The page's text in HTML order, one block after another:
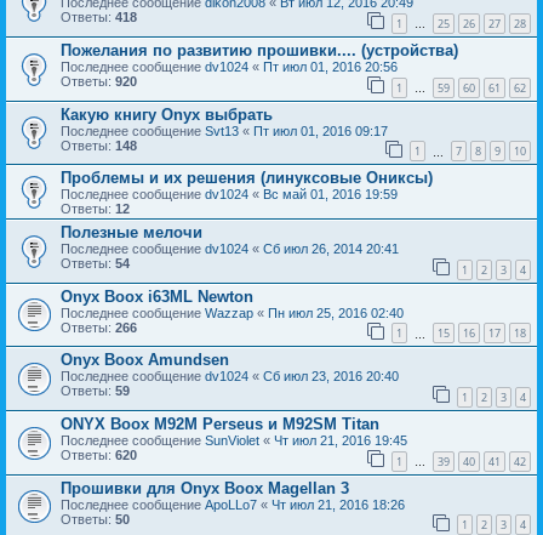
Ответы: 418 1 … 25 26 27 28
Пожелания по развитию прошивки.... (устройства)
Последнее сообщение dv1024 « Пт июл 01, 2016 20:56
Ответы: 920 1 … 59 60 61 62
Какую книгу Onyx выбрать
Последнее сообщение Svt13 « Пт июл 01, 2016 09:17
Ответы: 148 1 7 8 9 10
Проблемы и их решения (линуксовые Ониксы)
Последнее сообщение dv1024 « Вс май 01, 2016 19:59
Ответы: 12
Полезные мелочи
Последнее сообщение dv1024 « Сб июл 26, 2014 20:41
Ответы: 54 1 2 3 4
Onyx Boox i63ML Newton
Последнее сообщение Wazzap « Пн июл 25, 2016 02:40
Ответы: 266 1 15 16 17 18
Onyx Boox Amundsen
Последнее сообщение dv1024 « Сб июл 23, 2016 20:40
Ответы: 59 1 2 3 4
ONYX Boox M92M Perseus и M92SM Titan
Последнее сообщение SunViolet « Чт июл 21, 2016 19:45
Ответы: 620 1 … 39 40 41 42
Прошивки для Onyx Boox Magellan 3
Последнее сообщение ApoLLo7 « Чт июл 21, 2016 18:26
Ответы: 50 1 2 3 4